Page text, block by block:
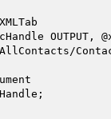
OUTPUT,